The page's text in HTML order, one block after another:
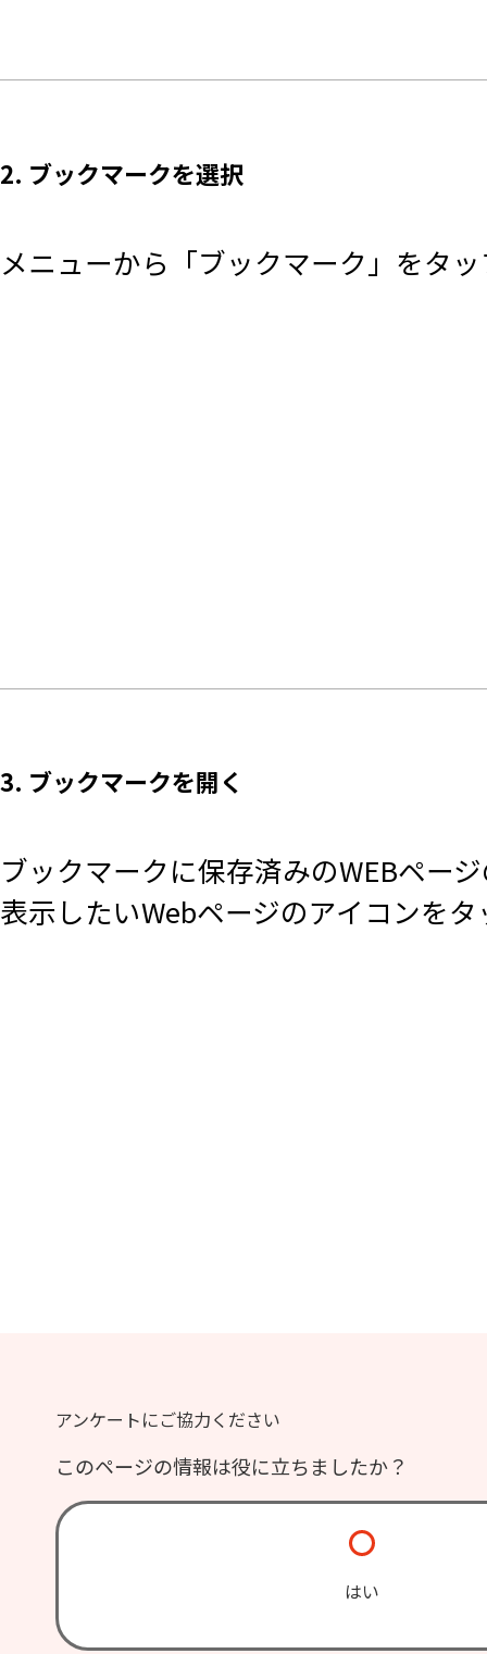
2. ブックマークを選択
メニューから「ブックマーク」をタ
3. ブックマークを開く
ブックマークに保存済みのWEBペー
表示したいWebページのアイコンを
アンケートにご協力ください
このページの情報は役に立ちましたか？
はい